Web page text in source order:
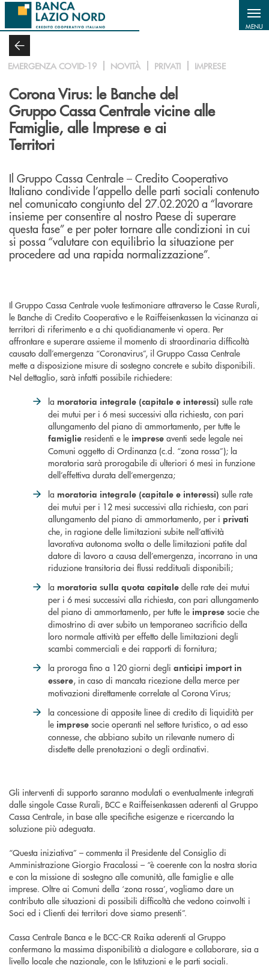
Salta al contenuto principale
MENU
EMERGENZA COVID-19 NOVITÀ PRIVATI IMPRESE
Corona Virus: le Banche del
Gruppo Cassa Centrale vicine alle
Famiglie, alle Imprese e ai
Territori
Il Gruppo Cassa Centrale – Credito Cooperativo
Italiano condivide l’appello delle parti sociali contenuto
nel comunicato congiunto del 27.02.2020 a “lavorare
insieme per consentire al nostro Paese di superare
questa fase” e per poter tornare alle condizioni in cui
si possa “valutare con equilibrio la situazione per
procedere ad una rapida normalizzazione”.
Il Gruppo Cassa Centrale vuole testimoniare attraverso le Casse Rurali,
le Banche di Credito Cooperativo e le Raiffeisenkassen la vicinanza ai
territori di riferimento e a chi quotidianamente vi opera. Per
affrontare e superare assieme il momento di straordinaria difficoltà
causato dall’emergenza “Coronavirus”, il Gruppo Cassa Centrale
mette a disposizione misure di sostegno concrete e subito disponibili.
Nel dettaglio, sarà infatti possibile richiedere:
la moratoria integrale (capitale e interessi) sulle rate
dei mutui per i 6 mesi successivi alla richiesta, con pari
allungamento del piano di ammortamento, per tutte le
famiglie residenti e le imprese aventi sede legale nei
Comuni oggetto di Ordinanza (c.d. “zona rossa”); la
moratoria sarà prorogabile di ulteriori 6 mesi in funzione
dell’effettiva durata dell’emergenza;
la moratoria integrale (capitale e interessi) sulle rate
dei mutui per i 12 mesi successivi alla richiesta, con pari
allungamento del piano di ammortamento, per i privati
che, in ragione delle limitazioni subite nell’attività
lavorativa autonoma svolta o delle limitazioni patite dal
datore di lavoro a causa dell’emergenza, incorrano in una
riduzione transitoria dei flussi reddituali disponibili;
la moratoria sulla quota capitale delle rate dei mutui
per i 6 mesi successivi alla richiesta, con pari allungamento
del piano di ammortamento, per tutte le imprese socie che
dimostrino di aver subito un temporaneo sacrificio della
loro normale attività per effetto delle limitazioni degli
scambi commerciali e dei rapporti di fornitura;
la proroga fino a 120 giorni degli anticipi import in
essere, in caso di mancata ricezione della merce per
motivazioni direttamente correlate al Corona Virus;
la concessione di apposite linee di credito di liquidità per
le imprese socie operanti nel settore turistico, o ad esso
connesse, che abbiano subito un rilevante numero di
disdette delle prenotazioni o degli ordinativi.
Gli interventi di supporto saranno modulati o eventualmente integrati
dalle singole Casse Rurali, BCC e Raiffeisenkassen aderenti al Gruppo
Cassa Centrale, in base alle specifiche esigenze e ricercando la
soluzione più adeguata.
“Questa iniziativa” – commenta il Presidente del Consiglio di
Amministrazione Giorgio Fracalossi – “è coerente con la nostra storia
e con la missione di sostegno alle comunità, alle famiglie e alle
imprese. Oltre ai Comuni della ‘zona rossa’, vogliamo dare un
contributo alle situazioni di possibili difficoltà che vedono coinvolti i
Soci ed i Clienti dei territori dove siamo presenti”.
Cassa Centrale Banca e le BCC-CR Raika aderenti al Gruppo
confermano la massima disponibilità a dialogare e collaborare, sia a
livello locale che nazionale, con le Istituzioni e le parti sociali.